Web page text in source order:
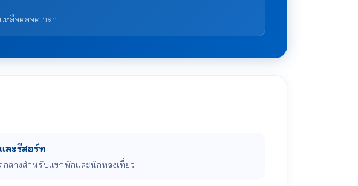
ลือตลอดเวลา
ละรีสอร์ท
กลางสำหรับแขกพักและนักท่องเที่ยว